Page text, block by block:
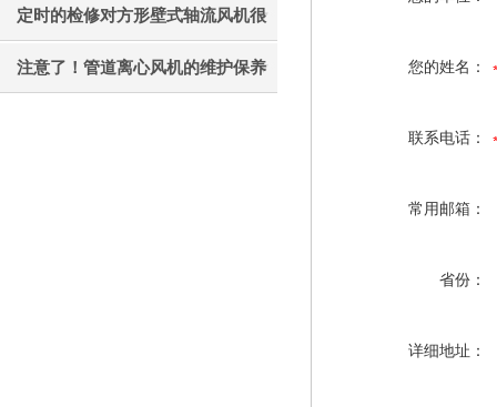
轴流风机被外力破坏
定时的检修对方形壁式轴流风机很
有必要
注意了！管道离心风机的维护保养 您的姓名：
联系电话：
常用邮箱：
省份：
详细地址：